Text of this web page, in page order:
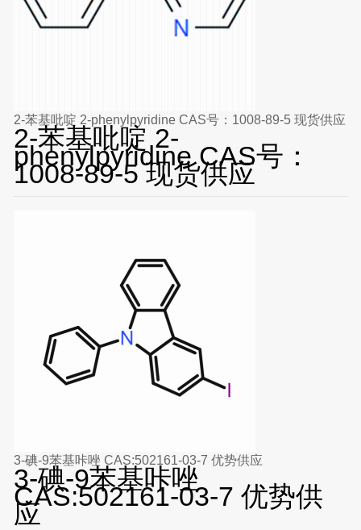
2-苯基吡啶 2-phenylpyridine CAS号：1008-89-5 现货供应
2-苯基吡啶 2-
phenylpyridine CAS号：
1008-89-5 现货供应
3-碘-9苯基咔唑 CAS:502161-03-7 优势供应
3-碘-9苯基咔唑
CAS:502161-03-7 优势供
应